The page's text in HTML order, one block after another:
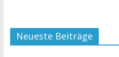
Neueste Beiträge